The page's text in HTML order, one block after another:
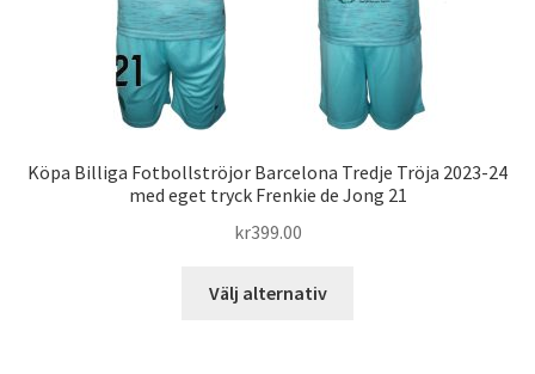
på
produktsidan
Köpa Billiga Fotbollströjor Barcelona Tredje Tröja 2023-24
med eget tryck Frenkie de Jong 21
kr399.00
Välj alternativ